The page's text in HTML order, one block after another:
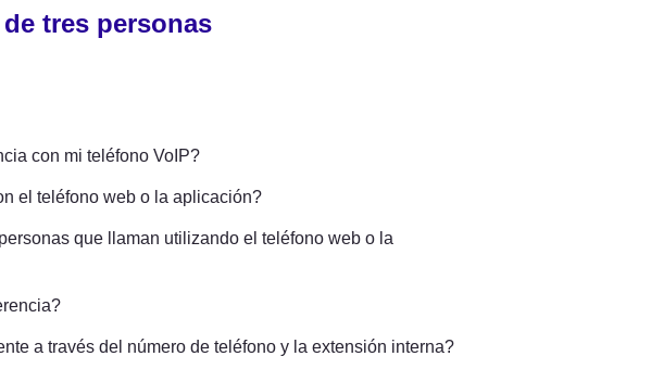
tres personas
con mi teléfono VoIP?
el teléfono web o la aplicación?
que llaman utilizando el teléfono web o la
a través del número de teléfono y la extensión interna?